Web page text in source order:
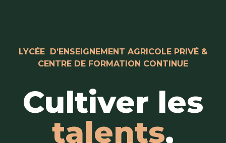
LYCÉE D’ENSEIGNEMENT AGRICOLE PRIVÉ &
CENTRE DE FORMATION CONTINUE
Cultiver les
talents,